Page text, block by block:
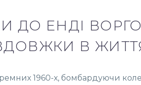
ДО ЕНДІ
В
1960-х, бомбардуючи